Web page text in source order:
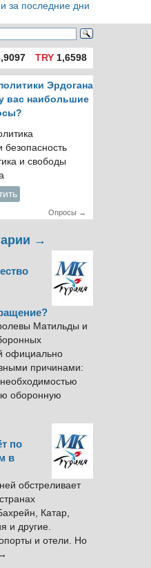
за последние дни
TRY1,6598
Эрдогана
вас наибольшие
безопасность
и свободы
Опросы →
→
Матильды и
официально
причинами:
оборонную
по
в
обстреливает
Катар,
и другие.
и отели. Но